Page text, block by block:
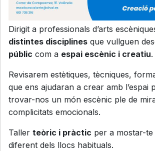
Dirigit a professionals d’arts
distintes disciplines que vullguen
públic com a espai escènic i creatiu.
Revisarem estètiques, tècniques,
que ens ajudaran a crear amb l’espai
trovar-nos un món escènic ple de
complicitats emocionals.
Taller teòric i pràctic per a mostar-
diferent dels llocs habituals.